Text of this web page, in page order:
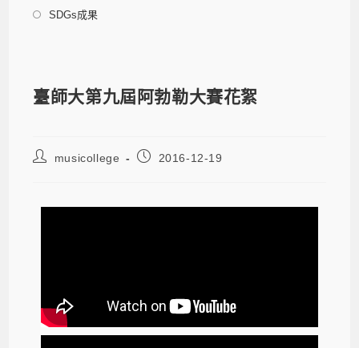
SDGs成果
臺師大第九屆阿勃勒大賽花絮
musicollege 2016-12-19